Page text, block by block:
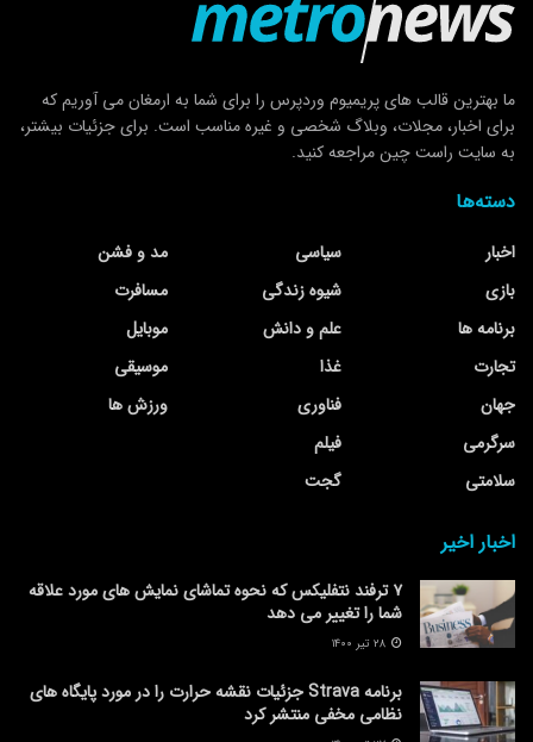
ما بهترین قالب های پریمیوم وردپرس را برای شما به ارمغان می آوریم که
برای اخبار، مجلات، وبلاگ شخصی و غیره مناسب است. برای جزئیات بیشتر،
به سایت راست چین مراجعه کنید.
دسته‌ها
اخبار
بازی
برنامه ها
تجارت
جهان
سرگرمی
سلامتی
سیاسی
شیوه زندگی
علم و دانش
غذا
فناوری
فیلم
گجت
مد و فشن
مسافرت
موبایل
موسیقی
ورزش ها
اخبار اخیر
۷ ترفند نتفلیکس که نحوه تماشای نمایش های مورد علاقه
شما را تغییر می دهد
برنامه Strava جزئیات نقشه حرارت را در مورد پایگاه های
نظامی مخفی منتشر کرد